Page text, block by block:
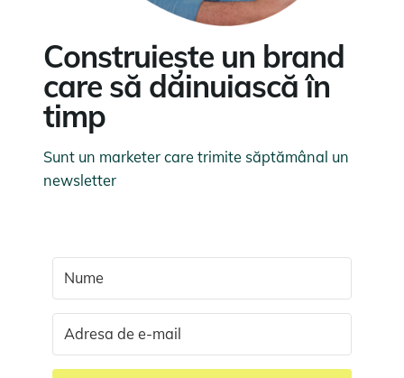
Construiește un brand
care să dăinuiască în
timp
Sunt un marketer care trimite săptămânal un
newsletter